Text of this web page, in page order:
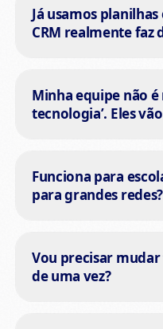
Já usamos planilhas
CRM realmente faz
Minha equipe não é
tecnologia’. Eles
Funciona para
para grandes redes?
Vou precisar
de uma vez?